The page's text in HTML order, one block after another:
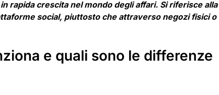
rapida crescita nel mondo degli affari. Si riferisce alla
social, piuttosto che attraverso negozi fisici o
e quali sono le differenze